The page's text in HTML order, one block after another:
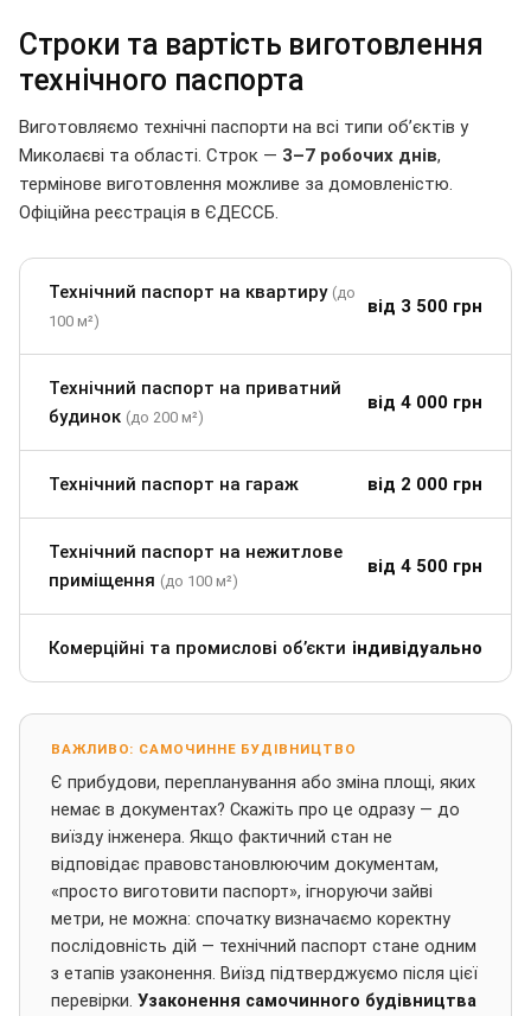
Строки та вартість виготовлення
технічного паспорта
Виготовляємо технічні паспорти на всі типи об’єктів у
Миколаєві та області. Строк — 3–7 робочих днів,
термінове виготовлення можливе за домовленістю.
Офіційна реєстрація в ЄДЕССБ.
Технічний паспорт на квартиру (до
100 м²)
від 3 500 грн
Технічний паспорт на приватний
будинок (до 200 м²)
від 4 000 грн
Технічний паспорт на гараж від 2 000 грн
Технічний паспорт на нежитлове
приміщення (до 100 м²)
від 4 500 грн
Комерційні та промислові об’єкти індивідуально
ВАЖЛИВО: САМОЧИННЕ БУДІВНИЦТВО
Є прибудови, перепланування або зміна площі, яких
немає в документах? Скажіть про це одразу — до
виїзду інженера. Якщо фактичний стан не
відповідає правовстановлюючим документам,
«просто виготовити паспорт», ігноруючи зайві
метри, не можна: спочатку визначаємо коректну
послідовність дій — технічний паспорт стане одним
з етапів узаконення. Виїзд підтверджуємо після цієї
перевірки. Узаконення самочинного будівництва